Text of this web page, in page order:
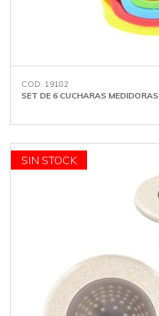
COD: 19182
SET DE 6 CUCHARAS MEDIDORAS
SIN STOCK